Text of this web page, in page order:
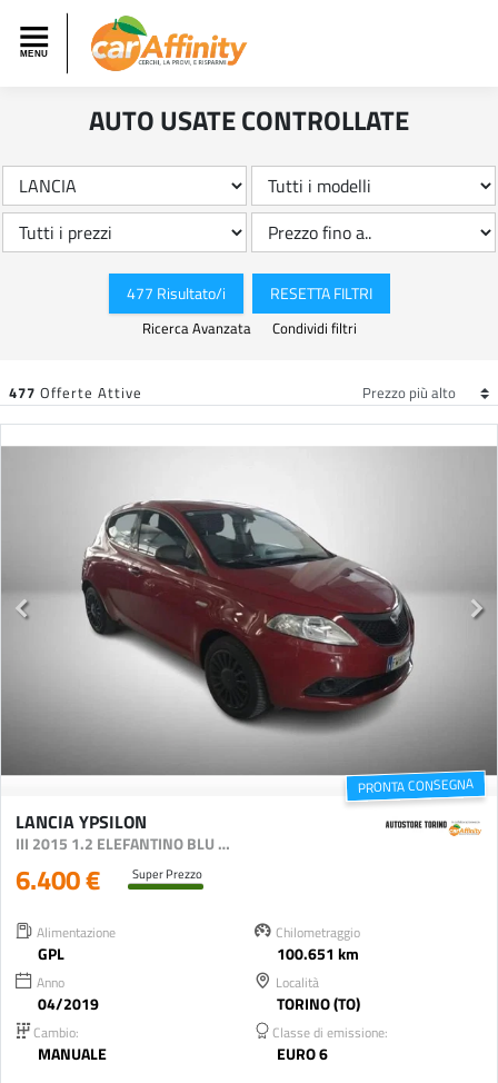
AUTO USATE CONTROLLATE
477 Risultato/i RESETTA FILTRI
Ricerca Avanzata Condividi filtri
477 Offerte Attive
PRONTA CONSEGNA
LANCIA YPSILON
III 2015 1.2 ELEFANTINO BLU ECOCHIC GPL 69CV MY19
6.400 € Super Prezzo
Alimentazione
GPL
Chilometraggio
100.651 km
Anno
04/2019
Località
TORINO (TO)
Cambio:
MANUALE
Classe di emissione:
EURO 6